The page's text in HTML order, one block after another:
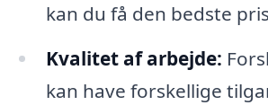
kan du få den bedste
Kvalitet af arbejde:
kan have forskellige